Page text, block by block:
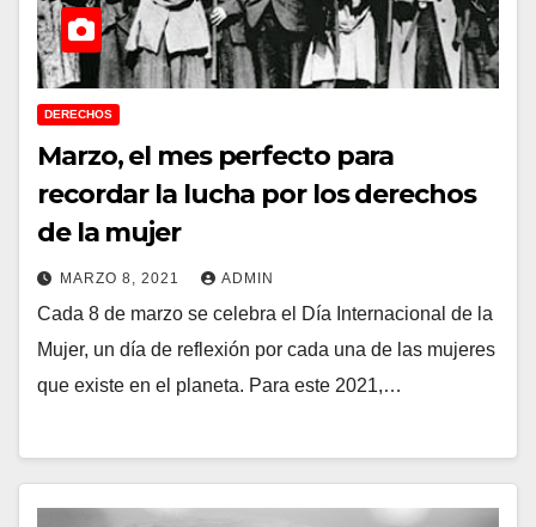
DERECHOS
Marzo, el mes perfecto para
recordar la lucha por los derechos
de la mujer
MARZO 8, 2021 ADMIN
Cada 8 de marzo se celebra el Día Internacional de la
Mujer, un día de reflexión por cada una de las mujeres
que existe en el planeta. Para este 2021,…